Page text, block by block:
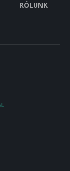
RÓLUNK